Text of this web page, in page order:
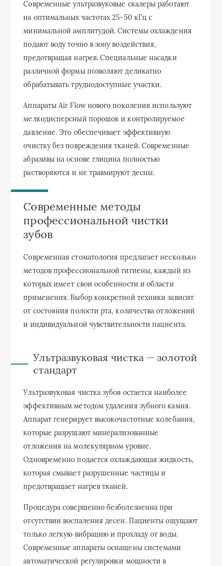
Современные ультразвуковые скалеры работают
на оптимальных частотах 25-50 кГц с
минимальной амплитудой. Системы охлаждения
подают воду точно в зону воздействия,
предотвращая нагрев. Специальные насадки
различной формы позволяют деликатно
обрабатывать труднодоступные участки.
Аппараты Air Flow нового поколения используют
мелкодисперсный порошок и контролируемое
давление. Это обеспечивает эффективную
очистку без повреждения тканей. Современные
абразивы на основе глицина полностью
растворяются и не травмируют десны.
Современные методы
профессиональной чистки
зубов
Современная стоматология предлагает несколько
методов профессиональной гигиены, каждый из
которых имеет свои особенности и области
применения. Выбор конкретной техники зависит
от состояния полости рта, количества отложений
и индивидуальной чувствительности пациента.
Ультразвуковая чистка — золотой
стандарт
Ультразвуковая чистка зубов остается наиболее
эффективным методом удаления зубного камня.
Аппарат генерирует высокочастотные колебания,
которые разрушают минерализованные
отложения на молекулярном уровне.
Одновременно подается охлаждающая жидкость,
которая смывает разрушенные частицы и
предотвращает нагрев тканей.
Процедура совершенно безболезненна при
отсутствии воспаления десен. Пациенты ощущают
только легкую вибрацию и прохладу от воды.
Современные аппараты оснащены системами
автоматической регулировки мощности в